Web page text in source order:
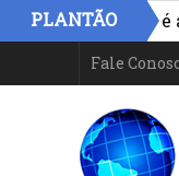
PLANTÃO
na Bahia é
Fale